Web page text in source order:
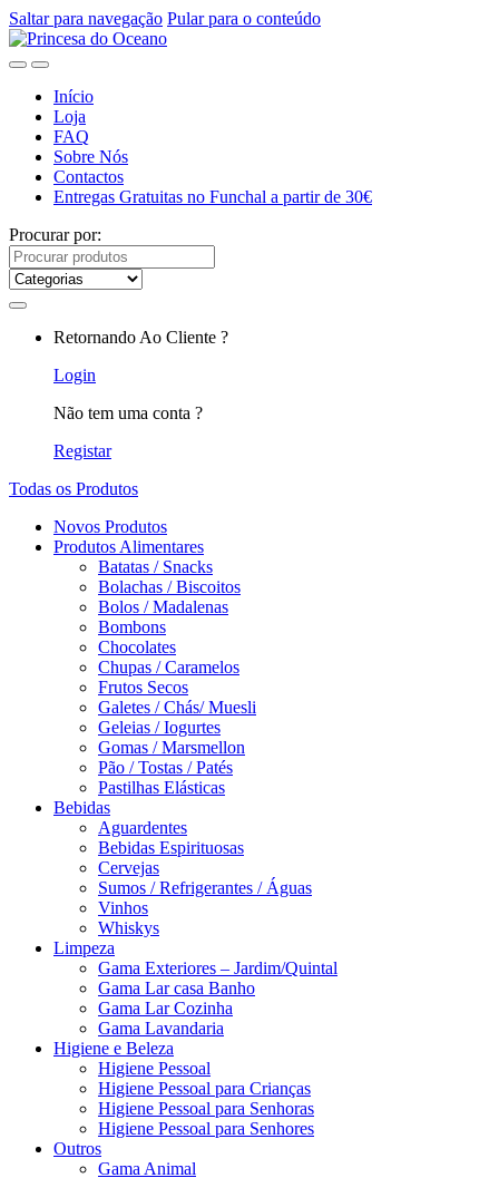
Saltar para navegação Pular para o conteúdo
Início
Loja
FAQ
Sobre Nós
Contactos
Entregas Gratuitas no Funchal a partir de 30€
Procurar por:
Retornando Ao Cliente ?
Login
Não tem uma conta ?
Registar
Todas os Produtos
Novos Produtos
Produtos Alimentares
Batatas / Snacks
Bolachas / Biscoitos
Bolos / Madalenas
Bombons
Chocolates
Chupas / Caramelos
Frutos Secos
Galetes / Chás/ Muesli
Geleias / Iogurtes
Gomas / Marsmellon
Pão / Tostas / Patés
Pastilhas Elásticas
Bebidas
Aguardentes
Bebidas Espirituosas
Cervejas
Sumos / Refrigerantes / Águas
Vinhos
Whiskys
Limpeza
Gama Exteriores – Jardim/Quintal
Gama Lar casa Banho
Gama Lar Cozinha
Gama Lavandaria
Higiene e Beleza
Higiene Pessoal
Higiene Pessoal para Crianças
Higiene Pessoal para Senhoras
Higiene Pessoal para Senhores
Outros
Gama Animal